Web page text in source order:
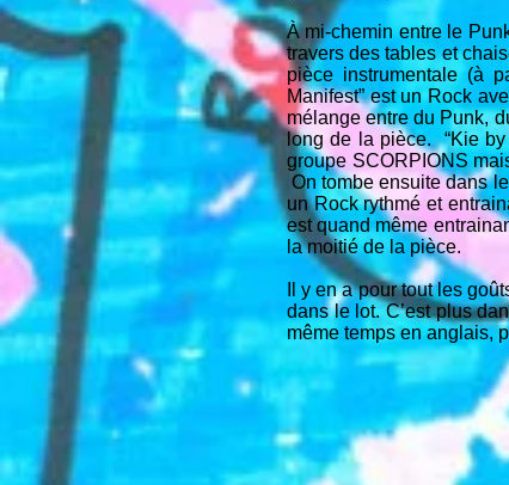
À mi-chemin entre le
travers des tables et
pièce instrumentale (à
Manifest” est un Rock
mélange entre du Punk,
long de la pièce. “Kie by
groupe SCORPIONS
On tombe ensuite dans
un Rock rythmé et
est quand même
la moitié de la pièce.
Il y en a pour tout les
dans le lot. C’est plus
même temps en anglais,